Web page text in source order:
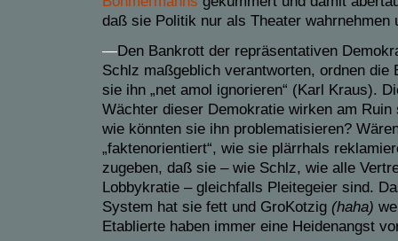
daß sie Politik nur als Theater wahrnehmen
—Den Bankrott der repräsentativen
Schlz maßgeblich verantworten, ordnen die
sie ihn „net amol ignorieren“ (Karl Kraus).
Wächter dieser Demokratie wirken am
wie könnten sie ihn problematisieren?
„faktenorientiert“, wie sie plärrhals
zugeben, daß sie – wie Schlz, wie alle
Lobbykratie – gleichfalls Pleitegeier sind.
System hat sie fett und GroKotzig (haha)
Etablierte haben immer eine Heidenangst